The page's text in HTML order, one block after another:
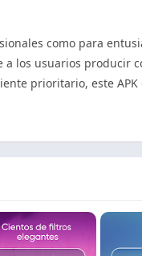
como para
los usuarios producir
prioritario, este